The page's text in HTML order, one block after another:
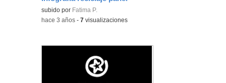
subido por Fatima P.
-hace 3 años -7 visualizaciones